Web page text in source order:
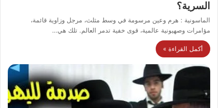
السرية؟
الماسونية : هرم وعين مرسومة في وسط مثلث، مرجل وزاوية قائمة،
مؤامرات وصهيونية عالمية، قوى خفية تدمر العالم. تلك هي…
أكمل القراءة »